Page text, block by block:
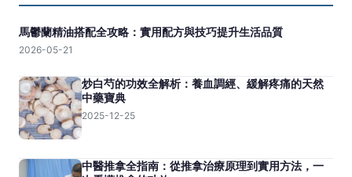
馬鬱蘭精油搭配全攻略：實用配方與技巧提升生活品質
2026-05-21
炒白芍的功效全解析：養血調經、緩解疼痛的天然
中藥寶典
2025-12-25
中醫推拿全指南：從推拿治療原理到實用方法，一